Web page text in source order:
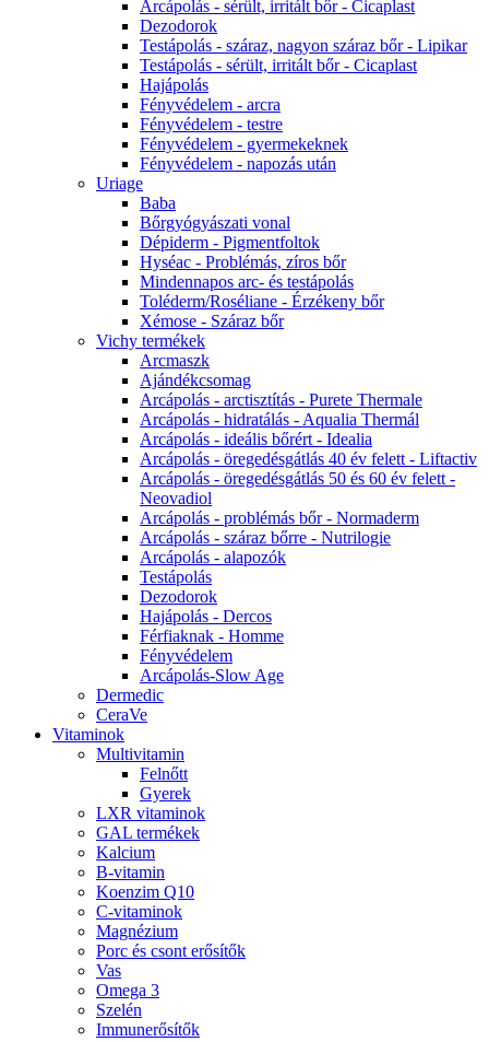
Arcápolás - sérült, irritált bőr - Cicaplast
Dezodorok
Testápolás - száraz, nagyon száraz bőr - Lipikar
Testápolás - sérült, irritált bőr - Cicaplast
Hajápolás
Fényvédelem - arcra
Fényvédelem - testre
Fényvédelem - gyermekeknek
Fényvédelem - napozás után
Uriage
Baba
Bőrgyógyászati vonal
Dépiderm - Pigmentfoltok
Hyséac - Problémás, zíros bőr
Mindennapos arc- és testápolás
Toléderm/Roséliane - Érzékeny bőr
Xémose - Száraz bőr
Vichy termékek
Arcmaszk
Ajándékcsomag
Arcápolás - arctisztítás - Purete Thermale
Arcápolás - hidratálás - Aqualia Thermál
Arcápolás - ideális bőrért - Idealia
Arcápolás - öregedésgátlás 40 év felett - Liftactiv
Arcápolás - öregedésgátlás 50 és 60 év felett -
Neovadiol
Arcápolás - problémás bőr - Normaderm
Arcápolás - száraz bőrre - Nutrilogie
Arcápolás - alapozók
Testápolás
Dezodorok
Hajápolás - Dercos
Férfiaknak - Homme
Fényvédelem
Arcápolás-Slow Age
Dermedic
CeraVe
Vitaminok
Multivitamin
Felnőtt
Gyerek
LXR vitaminok
GAL termékek
Kalcium
B-vitamin
Koenzim Q10
C-vitaminok
Magnézium
Porc és csont erősítők
Vas
Omega 3
Szelén
Immunerősítők